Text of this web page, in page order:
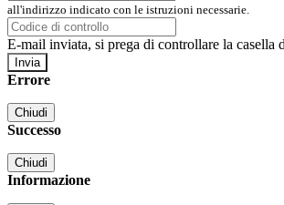
all'indirizzo indicato con le istruzioni necessarie.
E-mail inviata, si prega di controllare la casella
Errore
Chiudi
Successo
Chiudi
Informazione